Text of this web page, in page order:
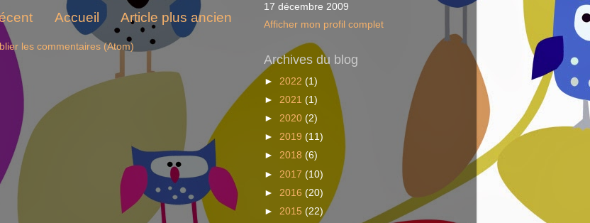
Article plus ancien
Accueil
les commentaires (Atom)
17 décembre 2009
Afficher mon profil complet
Archives du blog
► 2022 (1)
► 2021 (1)
► 2020 (2)
► 2019 (11)
► 2018 (6)
► 2017 (10)
► 2016 (20)
► 2015 (22)